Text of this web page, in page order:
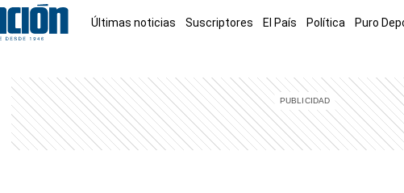
Últimas noticias Suscriptores El País Política Puro